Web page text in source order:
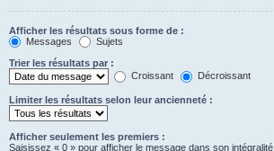
Afficher les résultats sous forme de :
Messages
Sujets
Trier les résultats par :
Croissant
Décroissant
Limiter les résultats selon leur ancienneté :
Afficher seulement les premiers :
Saisissez « 0 » pour afficher le message dans son intégralité.